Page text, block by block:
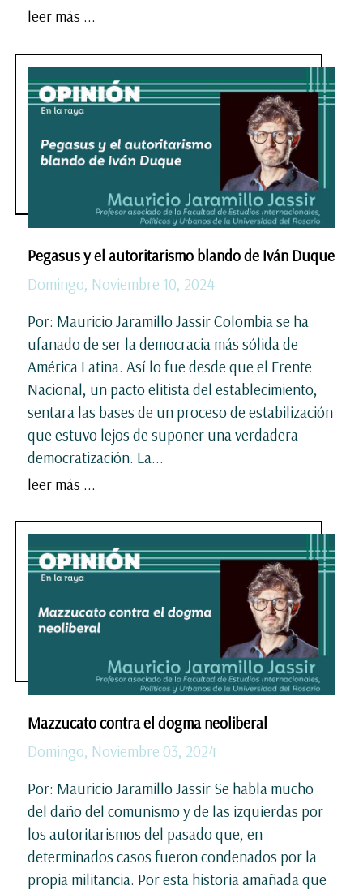
leer más ...
Pegasus y el autoritarismo blando de Iván Duque
Domingo, Noviembre 10, 2024
Por: Mauricio Jaramillo Jassir Colombia se ha
ufanado de ser la democracia más sólida de
América Latina. Así lo fue desde que el Frente
Nacional, un pacto elitista del establecimiento,
sentara las bases de un proceso de estabilización
que estuvo lejos de suponer una verdadera
democratización. La...
leer más ...
Mazzucato contra el dogma neoliberal
Domingo, Noviembre 03, 2024
Por: Mauricio Jaramillo Jassir Se habla mucho
del daño del comunismo y de las izquierdas por
los autoritarismos del pasado que, en
determinados casos fueron condenados por la
propia militancia. Por esta historia amañada que